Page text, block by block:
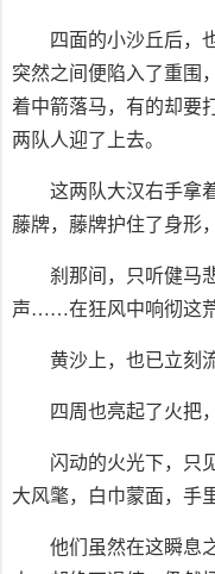
四面的小沙丘后，
突然之间便陷入了重围
着中箭落马，有的却要
两队人迎了上去。
这两队大汉右手拿
藤牌，藤牌护住了身形
刹那间，只听健马
声……在狂风中响彻这
黄沙上，也已立刻
四周也亮起了火把
闪动的火光下，只
大风氅，白巾蒙面，手
他们虽然在这瞬息